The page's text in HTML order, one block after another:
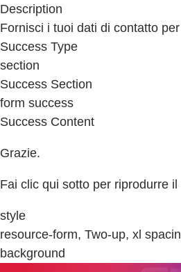
Description
Fornisci i tuoi dati di contatto
Success Type
section
Success Section
form success
Success Content
Grazie.
Fai clic qui sotto per riprodurre
style
resource-form, Two-up, xl
background